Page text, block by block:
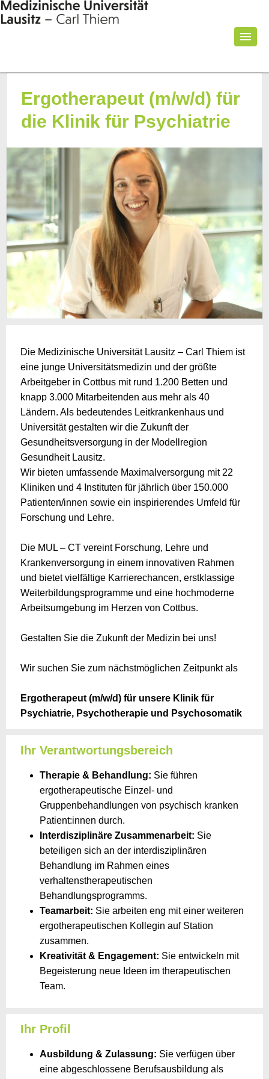
Ergotherapeut (m/w/d) für
die Klinik für Psychiatrie
Die Medizinische Universität Lausitz – Carl Thiem ist
eine junge Universitätsmedizin und der größte
Arbeitgeber in Cottbus mit rund 1.200 Betten und
knapp 3.000 Mitarbeitenden aus mehr als 40
Ländern. Als bedeutendes Leitkrankenhaus und
Universität gestalten wir die Zukunft der
Gesundheitsversorgung in der Modellregion
Gesundheit Lausitz.
Wir bieten umfassende Maximalversorgung mit 22
Kliniken und 4 Instituten für jährlich über 150.000
Patienten/innen sowie ein inspirierendes Umfeld für
Forschung und Lehre.
Die MUL – CT vereint Forschung, Lehre und
Krankenversorgung in einem innovativen Rahmen
und bietet vielfältige Karrierechancen, erstklassige
Weiterbildungsprogramme und eine hochmoderne
Arbeitsumgebung im Herzen von Cottbus.
Gestalten Sie die Zukunft der Medizin bei uns!
Wir suchen Sie zum nächstmöglichen Zeitpunkt als
Ergotherapeut (m/w/d) für unsere Klinik für
Psychiatrie, Psychotherapie und Psychosomatik
Ihr Verantwortungsbereich
Therapie & Behandlung: Sie führen
ergotherapeutische Einzel- und
Gruppenbehandlungen von psychisch kranken
Patient:innen durch.
Interdisziplinäre Zusammenarbeit: Sie
beteiligen sich an der interdisziplinären
Behandlung im Rahmen eines
verhaltenstherapeutischen
Behandlungsprogramms.
Teamarbeit: Sie arbeiten eng mit einer weiteren
ergotherapeutischen Kollegin auf Station
zusammen.
Kreativität & Engagement: Sie entwickeln mit
Begeisterung neue Ideen im therapeutischen
Team.
Ihr Profil
Ausbildung & Zulassung: Sie verfügen über
eine abgeschlossene Berufsausbildung als